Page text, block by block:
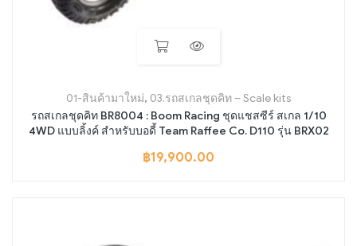
01-สินค้ามาใหม่, 03.รถสเกลชุดคิท – Scale kits
รถสเกลชุดคิท BR8004 : Boom Racing ชุดแชสซีร์ สเกล 1/10
4WD แบบลิ้งค์ สำหรับบอดี้ Team Raffee Co. D110 รุ่น BRX02
฿19,900.00